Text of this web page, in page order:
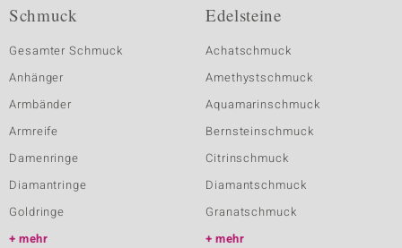
Schmuck
Gesamter Schmuck
Anhänger
Armbänder
Armreife
Damenringe
Diamantringe
Goldringe
mehr
Edelsteine
Achatschmuck
Amethystschmuck
Aquamarinschmuck
Bernsteinschmuck
Citrinschmuck
Diamantschmuck
Granatschmuck
mehr